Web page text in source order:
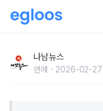
빌딩' 근황
나남뉴스
연예 2026-02-